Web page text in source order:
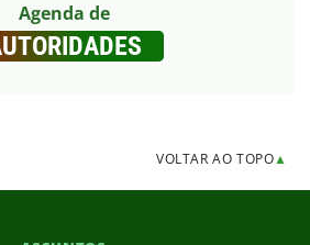
Agenda de
VOLTAR AO TOPO▲